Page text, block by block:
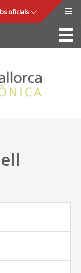
oficials
La Seu
de Mallorca
Accés i seguretat
Utilitats
Ajuda